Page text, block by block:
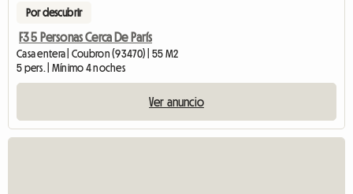
Por descubrir
F3 5 Personas Cerca De París
Casa entera | Coubron (93470) | 55 M2
5 pers. | Mínimo 4 noches
Ver anuncio